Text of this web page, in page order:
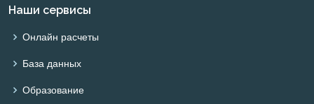
Наши сервисы
Онлайн расчеты
База данных
Образование